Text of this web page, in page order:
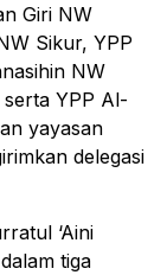
Giri NW
Sikur, YPP
NW
YPP Al-
yayasan
delegasi
‘Aini
tiga